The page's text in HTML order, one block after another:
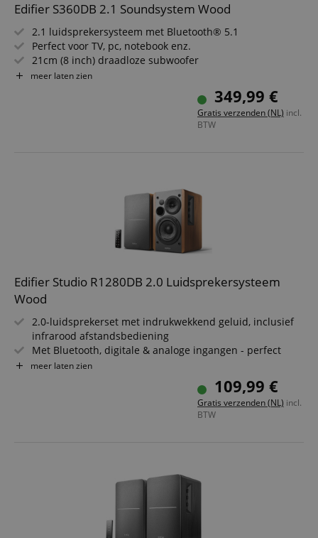
Edifier S360DB 2.1 Soundsystem Wood
2.1 luidsprekersysteem met Bluetooth® 5.1
Perfect voor TV, pc, notebook enz.
21cm (8 inch) draadloze subwoofer
150W RMS uitgangsvermogen voor voelbaar geluid
Digitale & analoge aansluitingen voor maximale
Inclusief infrarood afstandsbediening
meer laten zien
349,99 €
Gratis verzenden (NL) incl.
BTW
Edifier Studio R1280DB 2.0 Luidsprekersysteem
Wood
2.0-luidsprekerset met indrukwekkend geluid, inclusief
infrarood afstandsbediening
Met Bluetooth, digitale & analoge ingangen - perfect
voor tv, pc, tablet & smartphone
4"-woofer & 13 mm zijden dome tweeter
Frontzijdig bassreflexkanaal voor krachtige basweergave
2 aparte audio-ingangen (RCA) & regelaars voor volume,
meer laten zien
109,99 €
Gratis verzenden (NL) incl.
BTW